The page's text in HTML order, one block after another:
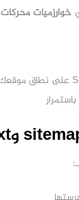
خوارزميات